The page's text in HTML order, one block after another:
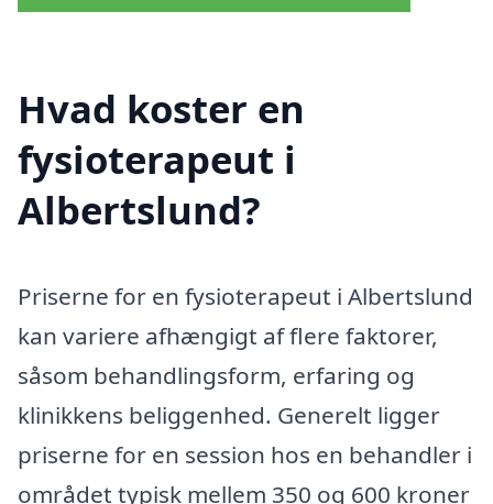
Hvad koster en
fysioterapeut i
Albertslund?
Priserne for en fysioterapeut i Albertslund
kan variere afhængigt af flere faktorer,
såsom behandlingsform, erfaring og
klinikkens beliggenhed. Generelt ligger
priserne for en session hos en behandler i
området typisk mellem 350 og 600 kroner